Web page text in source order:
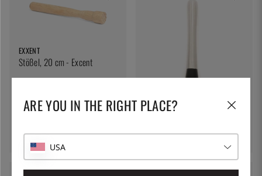
EXXENT
Stößel, 20 cm - Excent
Stößel - Bonzer
22 €
ARE YOU IN THE RIGHT PLACE?
USA